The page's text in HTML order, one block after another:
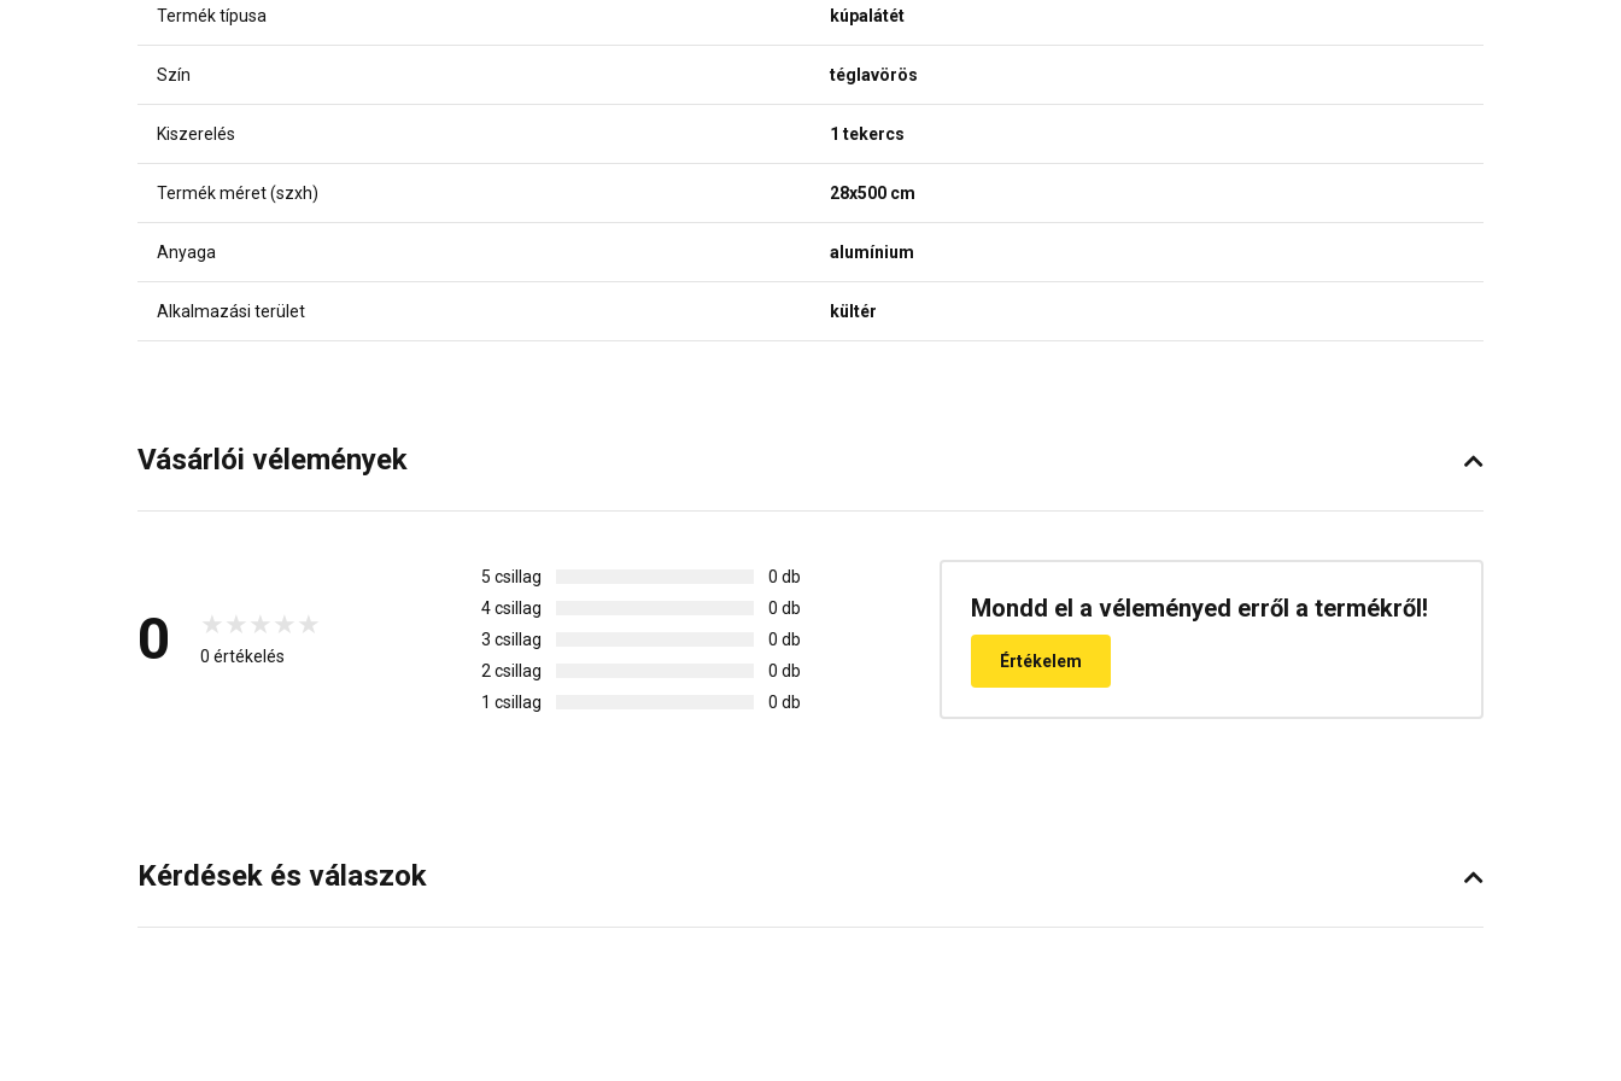
Termék típusa kúpalátét
Szín téglavörös
Kiszerelés 1 tekercs
Termék méret (szxh) 28x500 cm
Anyaga alumínium
Alkalmazási terület kültér
Vásárlói vélemények
0 0 értékelés
5 csillag
0 db
4 csillag
0 db
3 csillag
0 db
2 csillag
0 db
1 csillag
0 db
Mondd el a véleményed erről a termékről!
Értékelem
Kérdések és válaszok